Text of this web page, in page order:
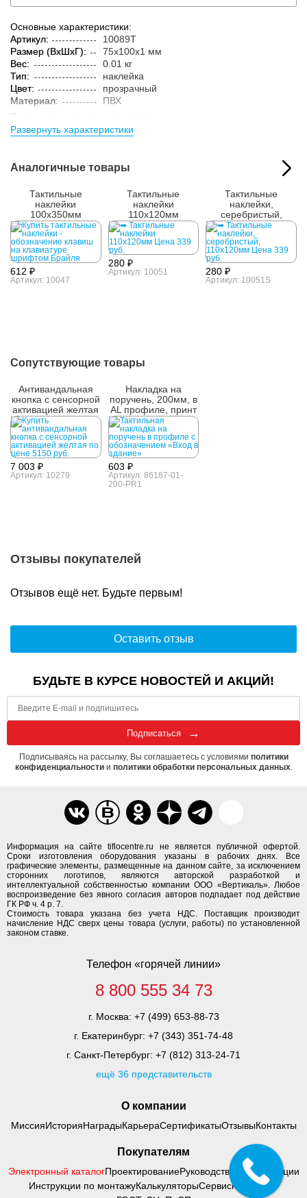
Основные характеристики:
Артикул:
10089T
Размер (ВxШxГ):
75x100x1 мм
Вес:
0.01 кг
Тип:
наклейка
Цвет:
прозрачный
Материал:
ПВХ
Параметры упакованного товара:
Размер (ВxШxГ):
80x105x3 мм
упаковке:
Развернуть характеристики
Аналогичные товары
Тактильные
наклейки
100x350мм
612 ₽
Артикул: 10047
Тактильные
наклейки
110x120мм
280 ₽
Артикул: 10051
Тактильные
наклейки,
серебристый,
110x120мм
280 ₽
Артикул: 10051S
Сопутствующие товары
Антивандальная
кнопка с сенсорной
активацией желтая
7 003 ₽
Артикул: 10279
Накладка на
поручень, 200мм, в
AL профиле, принт
№1
603 ₽
Артикул: 86187-01-
200-PR1
Отзывы покупателей
Отзывов ещё нет. Будьте первым!
Оставить отзыв
О компании
МиссияИсторияНаградыКарьераСертификатыОтзывыКонтакты
Информация на сайте tiflocentre.ru не является публичной офертой.
Сроки изготовления оборудования указаны в рабочих днях. Все
графические элементы, размещенные на данном сайте, за исключением
сторонних логотипов, являются авторской разработкой и
интеллектуальной собственностью компании ООО «Вертикаль». Любое
воспроизведение без явного согласия авторов подпадает под действие
ГК РФ ч. 4 р. 7.
Стоимость товара указана без учета НДС. Поставщик производит
начисление НДС сверх цены товара (услуги, работы) по установленной
законом ставке.
Покупателям
Электронный каталогПроектированиеРуководства по адаптации
Инструкции по монтажуКалькуляторыСервисный центр
Телефон «горячей линии»
8 800 555 34 73
г. Москва: +7 (499) 653-88-73
г. Екатеринбург: +7 (343) 351-74-48
г. Санкт-Петербург: +7 (812) 313-24-71
ещё 36 представительств
БУДЬТЕ В КУРСЕ НОВОСТЕЙ И АКЦИЙ!
Подписаться
Подписываясь на рассылку, Вы соглашаетесь с условиями политики
конфиденциальностии политики обработки персональных данных.